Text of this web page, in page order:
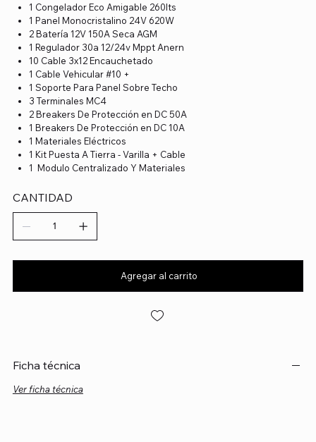
1 Congelador Eco Amigable 260lts
1 Panel Monocristalino 24V 620W
2 Batería 12V 150A Seca AGM
1 Regulador 30a 12/24v Mppt Anern
10 Cable 3x12 Encauchetado
1 Cable Vehicular #10 +
1 Soporte Para Panel Sobre Techo
3 Terminales MC4
2 Breakers De Protección en DC 50A
1 Breakers De Protección en DC 10A
1 Materiales Eléctricos
1 Kit Puesta A Tierra - Varilla + Cable
1 Modulo Centralizado Y Materiales
CANTIDAD
Agregar al carrito
Ficha técnica
Ver ficha técnica